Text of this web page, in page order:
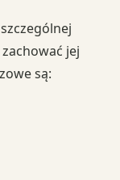
jej
są: